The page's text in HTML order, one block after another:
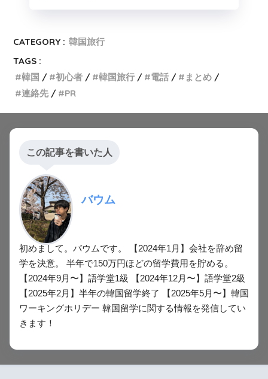
CATEGORY : 韓国旅行
TAGS :
韓国
初心者 韓国旅行 電話
まとめ
連絡先
PR
この記事を書いた人
バウム
初めまして。バウムです。 【2024年1月】会社を辞め留
学を決意。 半年で150万円ほどの留学費用を貯める。
【2024年9月〜】語学堂1級 【2024年12月〜】語学堂2級
【2025年2月】半年の韓国留学終了 【2025年5月〜】韓国
ワーキングホリデー 韓国留学に関する情報を発信してい
きます！